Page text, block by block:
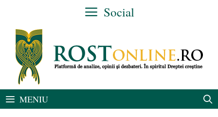
conținut
Social
MENIU